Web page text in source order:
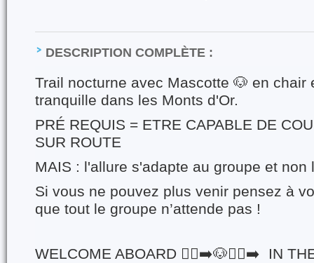
DESCRIPTION COMPLÈTE :
Trail nocturne avec Mascotte 🐶 en chair
tranquille dans les Monts d'Or.
PRÉ REQUIS = ETRE CAPABLE DE
SUR ROUTE
MAIS : l'allure s'adapte au groupe et non
Si vous ne pouvez plus venir pensez à
que tout le groupe n’attende pas !
WELCOME ABOARD 🏃‍♀️‍➡️🐶🏃‍♂️‍➡️ IN